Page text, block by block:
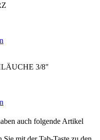
3/8"
auch folgende Artikel